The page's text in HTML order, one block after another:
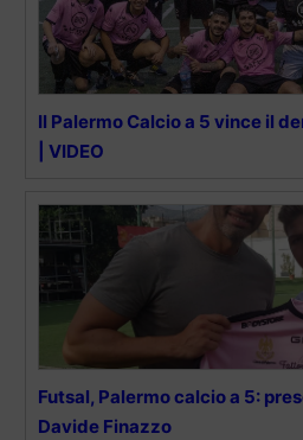
Il Palermo Calcio a 5 vince il
| VIDEO
Futsal, Palermo calcio a 5:
Davide Finazzo